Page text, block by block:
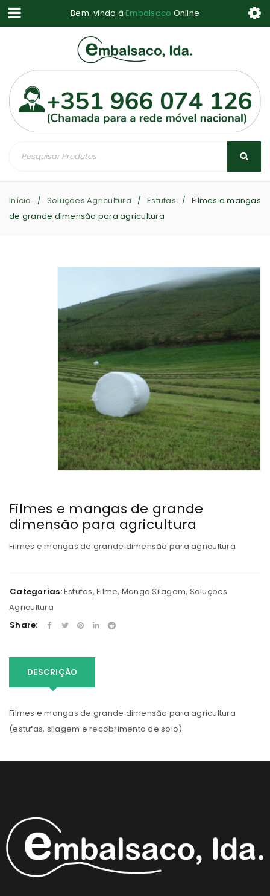
Bem-vindo à Embalsaco Online
Início / Soluções Agricultura / Estufas /
Filmes e mangas
de grande dimensão para agricultura
Filmes e mangas de grande
dimensão para agricultura
Filmes e mangas de grande dimensão para agricultura
Categorias:Estufas, Filme, Manga Silagem, Soluções
Agricultura
Share:
DESCRIÇÃO
Filmes e mangas de grande dimensão para agricultura
(estufas, silagem e recobrimento de solo)